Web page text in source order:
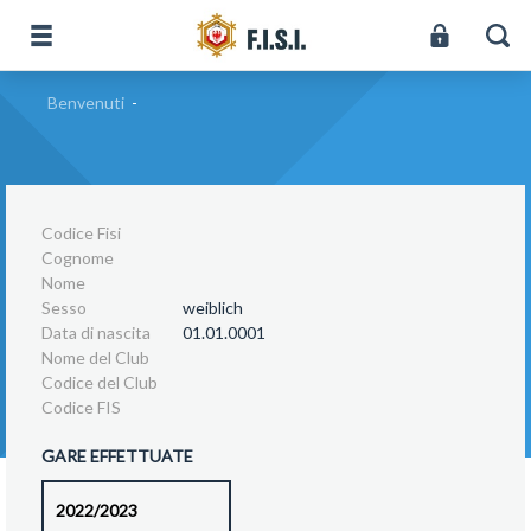
Benvenuti -
Codice Fisi
Cognome
Nome
Sesso
weiblich
Data di nascita
01.01.0001
Nome del Club
Codice del Club
Codice FIS
GARE EFFETTUATE